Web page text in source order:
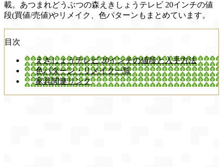
載。あつまれどうぶつの森えきしょうテレビ 20インチの値
段(買値/売値)やリメイク、色パターンもまとめています。
目次
えきしょうテレビ 20インチの値段と入手方法
色パターン・リメイク一覧
家具関連リンク